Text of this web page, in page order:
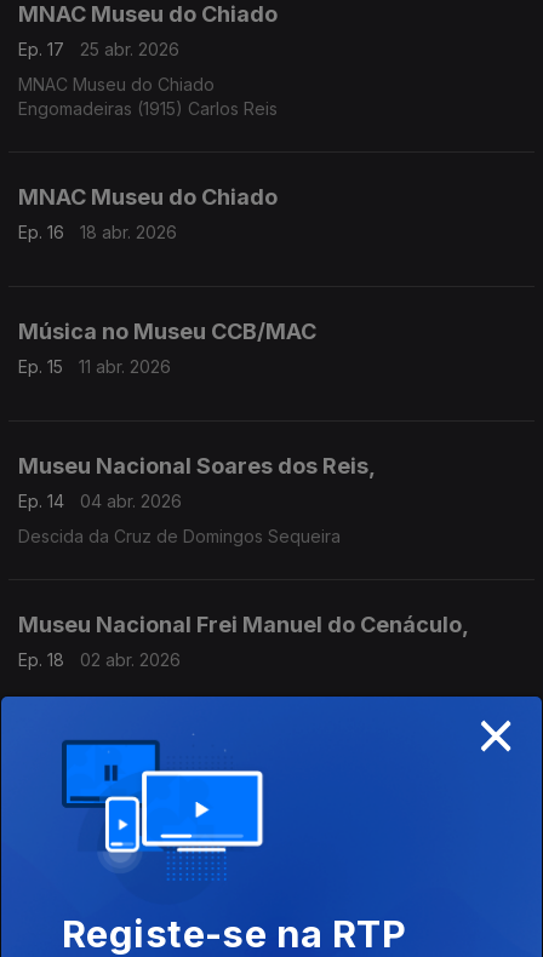
MNAC Museu do Chiado
Ep. 17
25 abr. 2026
MNAC Museu do Chiado
Engomadeiras (1915) Carlos Reis
MNAC Museu do Chiado
Ep. 16 18 abr. 2026
Música no Museu CCB/MAC
Ep. 15 11 abr. 2026
Museu Nacional Soares dos Reis,
Ep. 14
04 abr. 2026
Descida da Cruz de Domingos Sequeira
Museu Nacional Frei Manuel do Cenáculo,
Ep. 18 02 abr. 2026
Palácio Nacional da Ajuda
28 mar. 2026
A Santa Face, El Greco
Museu Nacional Soares dos Reis,
21 mar. 2026
×
Registe-se na RTP